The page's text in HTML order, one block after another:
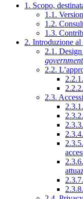
1. Scopo,
1.1.
1.2.
1.3.
2. Introduzione
2.1.
government
2.2.
2.3.